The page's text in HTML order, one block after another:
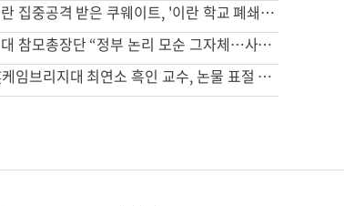
이란 집중공격 받은 쿠웨이트, '이란 학교 폐쇄' 명령
역대 참모총장단 “정부 논리 모순 그자체…사관학교 통합, 재검토해야”
英케임브리지대 최연소 흑인 교수, 논물 표절 의혹에 사임